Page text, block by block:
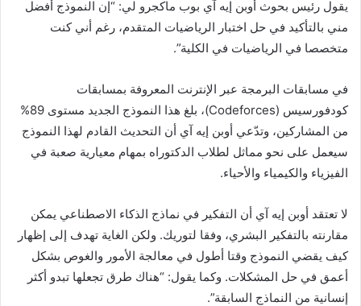
يقول رئيس بحوث أوبن إيه آي بوب ماكجرو لي: “إن النموذج أفضل
مني بالتأكيد في حل اختبار الرياضيات المتقدم، رغم أني كنت
متخصصا في الرياضيات في الكلية”.
في مسابقات البرمجة عبر الإنترنت المعروفة بمسابقات
كودفورسيس (Codeforces)، بلغ هذا النموذج الجديد مستوى 89%
من المشاركين، وتدّعي أوبن إيه آي أن التحديث القادم لهذا النموذج
سيعمل على نحو مماثل لطلاب الدكتوراه بمهام معيارية صعبة في
الفيزياء والكيمياء والأحياء.
لا تعتقد أوبن إيه آي أن التفكير في نماذج الذكاء الاصطناعي يمكن
مقارنته بالتفكير البشري، وفقا لتوريك. ولكن الغاية تهدف إلى إظهار
كيف يقضي النموذج وقتا أطول في معالجة الأمور والغوص بشكل
أعمق في حل المشكلات. وكما يقول: “هناك طرق تجعلها تبدو أكثر
إنسانية من النماذج السابقة”.